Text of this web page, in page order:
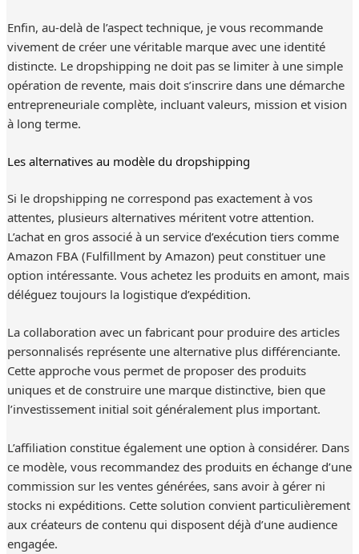
Enfin, au-delà de l’aspect technique, je vous recommande
vivement de créer une véritable marque avec une identité
distincte. Le dropshipping ne doit pas se limiter à une simple
opération de revente, mais doit s’inscrire dans une démarche
entrepreneuriale complète, incluant valeurs, mission et vision
à long terme.
Les alternatives au modèle du dropshipping
Si le dropshipping ne correspond pas exactement à vos
attentes, plusieurs alternatives méritent votre attention.
L’achat en gros associé à un service d’exécution tiers comme
Amazon FBA (Fulfillment by Amazon) peut constituer une
option intéressante. Vous achetez les produits en amont, mais
déléguez toujours la logistique d’expédition.
La collaboration avec un fabricant pour produire des articles
personnalisés représente une alternative plus différenciante.
Cette approche vous permet de proposer des produits
uniques et de construire une marque distinctive, bien que
l’investissement initial soit généralement plus important.
L’affiliation constitue également une option à considérer. Dans
ce modèle, vous recommandez des produits en échange d’une
commission sur les ventes générées, sans avoir à gérer ni
stocks ni expéditions. Cette solution convient particulièrement
aux créateurs de contenu qui disposent déjà d’une audience
engagée.